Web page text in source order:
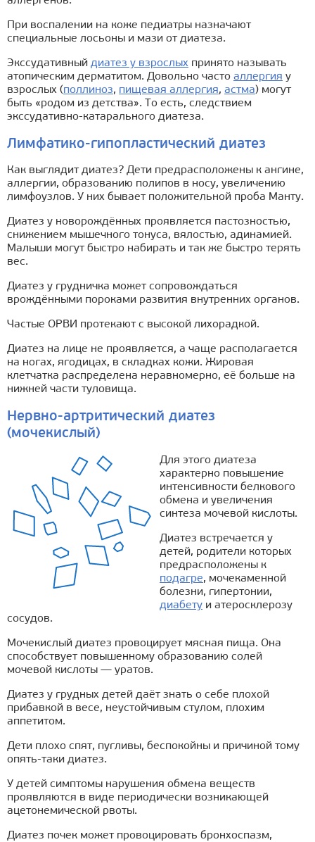
При воспалении на коже педиатры назначают
специальные лосьоны и мази от диатеза.
Экссудативный диатез у взрослых принято называть
атопическим дерматитом. Довольно часто аллергия у
взрослых (поллиноз, пищевая аллергия, астма) могут
быть «родом из детства». То есть, следствием
экссудативно-катарального диатеза.
Лимфатико-гипопластический диатез
Как выглядит диатез? Дети предрасположены к ангине,
аллергии, образованию полипов в носу, увеличению
лимфоузлов. У них бывает положительной проба Манту.
Диатез у новорождённых проявляется пастозностью,
снижением мышечного тонуса, вялостью, адинамией.
Малыши могут быстро набирать и так же быстро терять
вес.
Диатез у грудничка может сопровождаться
врождёнными пороками развития внутренних органов.
Частые ОРВИ протекают с высокой лихорадкой.
Диатез на лице не проявляется, а чаще располагается
на ногах, ягодицах, в складках кожи. Жировая
клетчатка распределена неравномерно, её больше на
нижней части туловища.
Нервно-артритический диатез
(мочекислый)
Для этого диатеза
характерно повышение
интенсивности белкового
обмена и увеличения
синтеза мочевой кислоты.
Диатез встречается у
детей, родители которых
предрасположены к
подагре, мочекаменной
болезни, гипертонии,
диабету и атеросклерозу
сосудов.
Мочекислый диатез провоцирует мясная пища. Она
способствует повышенному образованию солей
мочевой кислоты — уратов.
Диатез у грудных детей даёт знать о себе плохой
прибавкой в весе, неустойчивым стулом, плохим
аппетитом.
Дети плохо спят, пугливы, беспокойны и причиной тому
опять-таки диатез.
У детей симптомы нарушения обмена веществ
проявляются в виде периодически возникающей
ацетонемической рвоты.
Диатез почек может провоцировать бронхоспазм,